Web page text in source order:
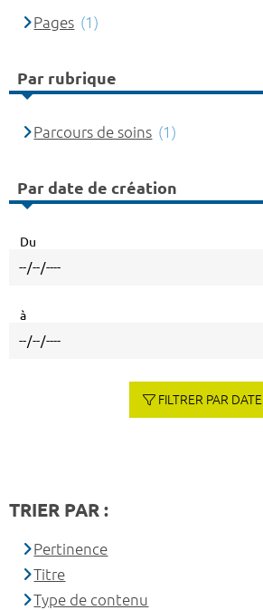
Pages (1)
Par rubrique
Parcours de soins (1)
Par date de création
Du
à
FILTRER PAR DATE
TRIER PAR :
Pertinence
Titre
Type de contenu